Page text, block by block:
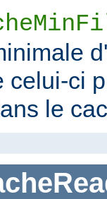
celui-ci
le